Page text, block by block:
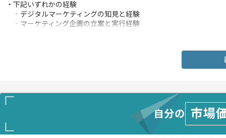
・下記いずれかの経験
‐デジタルマーケティングの知見と経験
‐マーケティング企画の立案と実行経験
自分の 市場